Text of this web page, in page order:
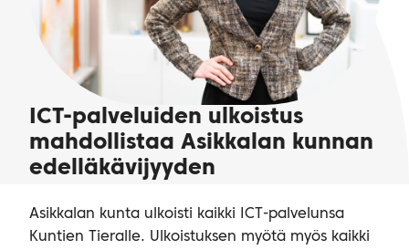
ICT-palveluiden ulkoistus
mahdollistaa Asikkalan kunnan
edelläkävijyyden
Asikkalan kunta ulkoisti kaikki ICT-palvelunsa
Kuntien Tieralle. Ulkoistuksen myötä myös kaikki